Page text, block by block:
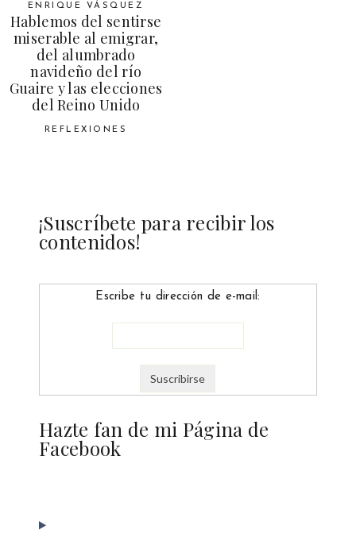
ENRIQUE VÁSQUEZ
Hablemos del sentirse
miserable al emigrar,
del alumbrado
navideño del río
Guaire y las elecciones
del Reino Unido
REFLEXIONES
¡Suscríbete para recibir los
contenidos!
Escribe tu dirección de e-mail:
Hazte fan de mi Página de
Facebook